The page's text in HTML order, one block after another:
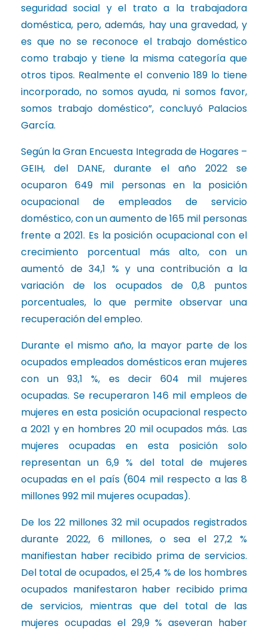
seguridad social y el trato a la trabajadora
doméstica, pero, además, hay una gravedad, y
es que no se reconoce el trabajo doméstico
como trabajo y tiene la misma categoría que
otros tipos. Realmente el convenio 189 lo tiene
incorporado, no somos ayuda, ni somos favor,
somos trabajo doméstico”, concluyó Palacios
García.
Según la Gran Encuesta Integrada de Hogares –
GEIH, del DANE, durante el año 2022 se
ocuparon 649 mil personas en la posición
ocupacional de empleados de servicio
doméstico, con un aumento de 165 mil personas
frente a 2021. Es la posición ocupacional con el
crecimiento porcentual más alto, con un
aumentó de 34,1 % y una contribución a la
variación de los ocupados de 0,8 puntos
porcentuales, lo que permite observar una
recuperación del empleo.
Durante el mismo año, la mayor parte de los
ocupados empleados domésticos eran mujeres
con un 93,1 %, es decir 604 mil mujeres
ocupadas. Se recuperaron 146 mil empleos de
mujeres en esta posición ocupacional respecto
a 2021 y en hombres 20 mil ocupados más. Las
mujeres ocupadas en esta posición solo
representan un 6,9 % del total de mujeres
ocupadas en el país (604 mil respecto a las 8
millones 992 mil mujeres ocupadas).
De los 22 millones 32 mil ocupados registrados
durante 2022, 6 millones, o sea el 27,2 %
manifiestan haber recibido prima de servicios.
Del total de ocupados, el 25,4 % de los hombres
ocupados manifestaron haber recibido prima
de servicios, mientras que del total de las
mujeres ocupadas el 29,9 % aseveran haber